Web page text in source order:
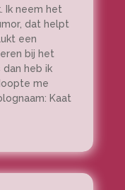
Ik neem het
dat helpt
een
bij het
heb ik
me
Kaat